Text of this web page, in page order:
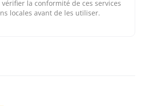
la conformité de ces services
locales avant de les utiliser.